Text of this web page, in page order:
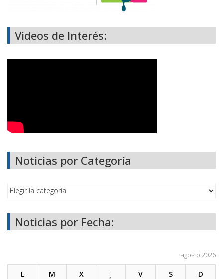
Videos de Interés:
Noticias por Categoría
Noticias por Fecha:
agosto 2026
L M X J V S D